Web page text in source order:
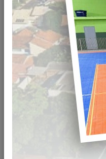
Compartilhar